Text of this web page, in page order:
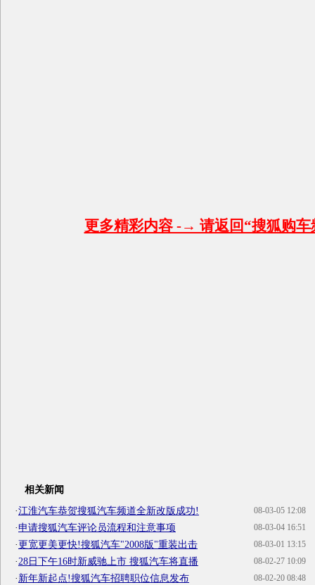
更多精彩内容 -→ 请返回“搜狐购车
相关新闻
08-03-05 12:08
·江淮汽车恭贺搜狐汽车频道全新改版成功!
08-03-04 16:51
·申请搜狐汽车评论员流程和注意事项
08-03-01 13:15
·更宽更美更快!搜狐汽车"2008版"重装出击
08-02-27 10:09
·28日下午16时新威驰上市 搜狐汽车将直播
08-02-20 08:48
·新年新起点!搜狐汽车招聘职位信息发布